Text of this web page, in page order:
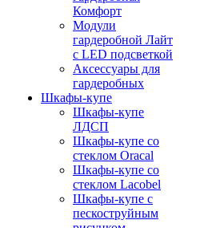
Комфорт
Модули
гардеробной Лайт
с LED подсветкой
Аксессуары для
гардеробных
Шкафы-купе
Шкафы-купе
ЛДСП
Шкафы-купе со
стеклом Oracal
Шкафы-купе со
стеклом Lacobel
Шкафы-купе с
пескоструйным